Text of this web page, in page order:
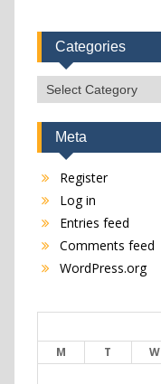
Categories
Categories
Meta
Register
Log in
Entries feed
Comments feed
WordPress.org
M T W